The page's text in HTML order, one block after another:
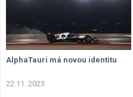
AlphaTauri má novou identitu
22.11. 2023